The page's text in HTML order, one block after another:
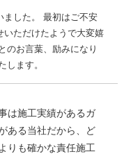
ました。 最初はご不安
いただけたようで大変嬉
のお言葉、励みになり
します。
は施工実績があるガ
ある当社だから、ど
りも確かな責任施工